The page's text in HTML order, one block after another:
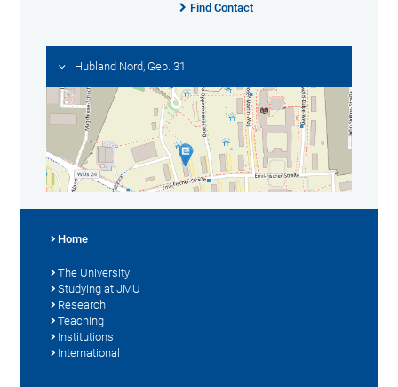
Find Contact
Hubland Nord, Geb. 31
Home
The University
Studying at JMU
Research
Teaching
Institutions
International